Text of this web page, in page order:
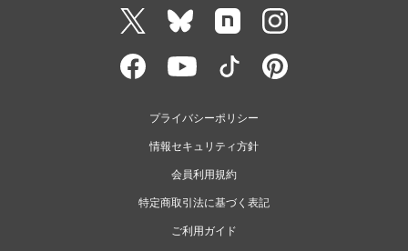
プライバシーポリシー
情報セキュリティ方針
会員利用規約
特定商取引法に基づく表記
ご利用ガイド